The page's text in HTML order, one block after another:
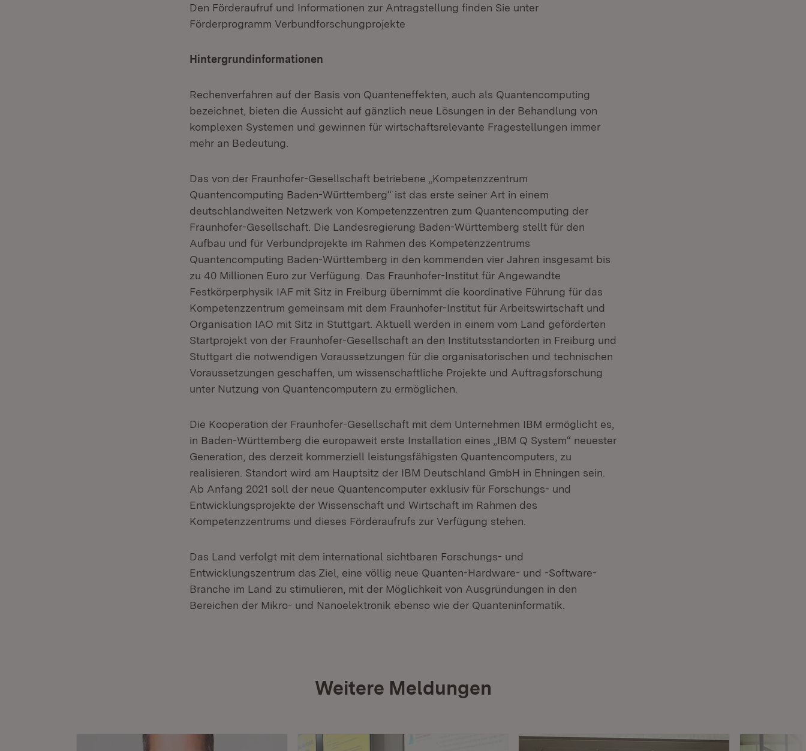
Den Förderaufruf und Informationen zur Antragstellung finden Sie unter
Förderprogramm Verbundforschungprojekte
Hintergrundinformationen
Rechenverfahren auf der Basis von Quanteneffekten, auch als Quantencomputing
bezeichnet, bieten die Aussicht auf gänzlich neue Lösungen in der Behandlung von
komplexen Systemen und gewinnen für wirtschaftsrelevante Fragestellungen immer
mehr an Bedeutung.
Das von der Fraunhofer-Gesellschaft betriebene „Kompetenzzentrum
Quantencomputing Baden-Württemberg“ ist das erste seiner Art in einem
deutschlandweiten Netzwerk von Kompetenzzentren zum Quantencomputing der
Fraunhofer-Gesellschaft. Die Landesregierung Baden-Württemberg stellt für den
Aufbau und für Verbundprojekte im Rahmen des Kompetenzzentrums
Quantencomputing Baden-Württemberg in den kommenden vier Jahren insgesamt bis
zu 40 Millionen Euro zur Verfügung. Das Fraunhofer-Institut für Angewandte
Festkörperphysik IAF mit Sitz in Freiburg übernimmt die koordinative Führung für das
Kompetenzzentrum gemeinsam mit dem Fraunhofer-Institut für Arbeitswirtschaft und
Organisation IAO mit Sitz in Stuttgart. Aktuell werden in einem vom Land geförderten
Startprojekt von der Fraunhofer-Gesellschaft an den Institutsstandorten in Freiburg und
Stuttgart die notwendigen Voraussetzungen für die organisatorischen und technischen
Voraussetzungen geschaffen, um wissenschaftliche Projekte und Auftragsforschung
unter Nutzung von Quantencomputern zu ermöglichen.
Die Kooperation der Fraunhofer-Gesellschaft mit dem Unternehmen IBM ermöglicht es,
in Baden-Württemberg die europaweit erste Installation eines „IBM Q System“ neuester
Generation, des derzeit kommerziell leistungsfähigsten Quantencomputers, zu
realisieren. Standort wird am Hauptsitz der IBM Deutschland GmbH in Ehningen sein.
Ab Anfang 2021 soll der neue Quantencomputer exklusiv für Forschungs- und
Entwicklungsprojekte der Wissenschaft und Wirtschaft im Rahmen des
Kompetenzzentrums und dieses Förderaufrufs zur Verfügung stehen.
Das Land verfolgt mit dem international sichtbaren Forschungs- und
Entwicklungszentrum das Ziel, eine völlig neue Quanten-Hardware- und -Software-
Branche im Land zu stimulieren, mit der Möglichkeit von Ausgründungen in den
Bereichen der Mikro- und Nanoelektronik ebenso wie der Quanteninformatik.
Weitere Meldungen